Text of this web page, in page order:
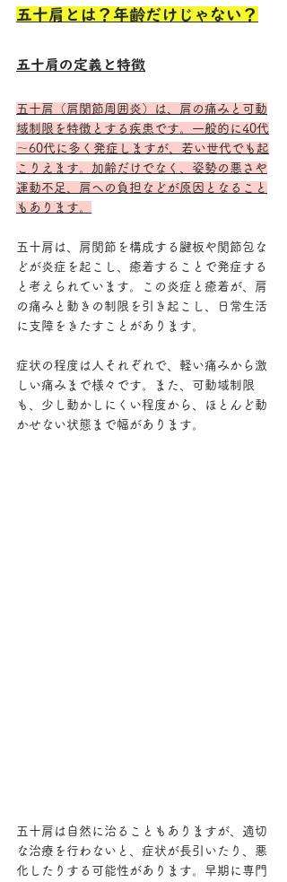
五十肩とは？年齢だけじゃない？
五十肩の定義と特徴
五十肩（肩関節周囲炎）は、肩の痛みと可動
域制限を特徴とする疾患です。一般的に40代
～60代に多く発症しますが、若い世代でも起
こりえます。加齢だけでなく、姿勢の悪さや
運動不足、肩への負担などが原因となること
もあります。
五十肩は、肩関節を構成する腱板や関節包な
どが炎症を起こし、癒着することで発症する
と考えられています。この炎症と癒着が、肩
の痛みと動きの制限を引き起こし、日常生活
に支障をきたすことがあります。
症状の程度は人それぞれで、軽い痛みから激
しい痛みまで様々です。また、可動域制限
も、少し動かしにくい程度から、ほとんど動
かせない状態まで幅があります。
五十肩は自然に治ることもありますが、適切
な治療を行わないと、症状が長引いたり、悪
化したりする可能性があります。早期に専門